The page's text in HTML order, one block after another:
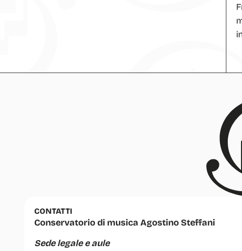
CONTATTI
Conservatorio di musica Agostino Steffani
Sede legale e aule